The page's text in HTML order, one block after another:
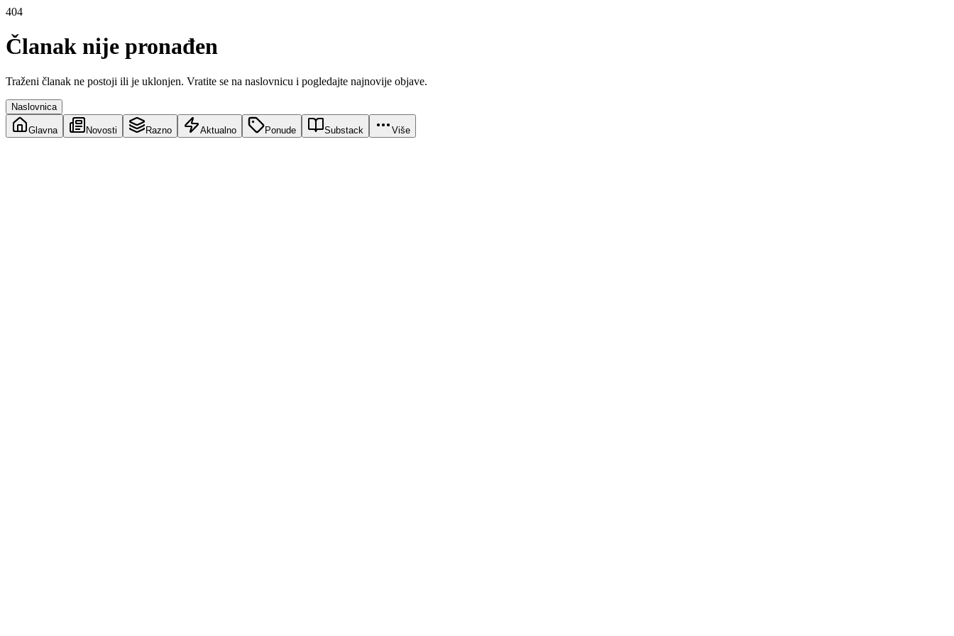
404
Članak nije pronađen
Traženi članak ne postoji ili je uklonjen. Vratite se na naslovnicu i pogledajte najnovije objave.
Naslovnica
Glavna Novosti Razno Aktualno Ponude Substack Više